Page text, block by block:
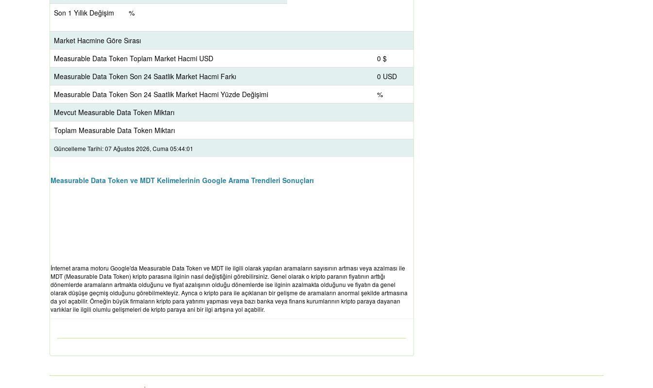
Son 1 Yıllık Değişim %
Market Hacmine Göre Sırası
Measurable Data Token Toplam Market Hacmi USD
0 $
Measurable Data Token Son 24 Saatlik Market Hacmi Farkı
0 USD
Measurable Data Token Son 24 Saatlik Market Hacmi Yüzde Değişimi
%
Mevcut Measurable Data Token Miktarı
Toplam Measurable Data Token Miktarı
Güncelleme Tarihi: 07 Ağustos 2026, Cuma 05:44:01
Measurable Data Token ve MDT Kelimelerinin Google Arama Trendleri Sonuçları
İnternet arama motoru Google'da Measurable Data Token ve MDT ile ilgili olarak yapılan aramaların sayısının artması veya azalması ile
MDT (Measurable Data Token) kripto parasına ilginin nasıl değiştiğini görebilirsiniz. Genel olarak o kripto paranın fiyatının arttığı
dönemlerde aramaların artmakta olduğunu ve fiyat azalışının olduğu dönemlerde ise ilginin azalmakta olduğunu ve fiyatın da genel
olarak düşüşe geçmiş olduğunu görebilmekteyiz. Ayrıca o kripto para ile açıklanan bir gelişme de aramaların anormal şekilde artmasına
da yol açabilir. Örneğin büyük firmaların kripto para yatırımı yapması veya bazı banka veya finans kurumlarının kripto paraya dayanan
varlıklar ile ilgili olumlu gelişmeleri de kripto paraya ani bir ilgi artışına yol açabilir.